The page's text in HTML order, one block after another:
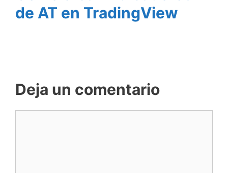
de AT en TradingView
Deja un comentario